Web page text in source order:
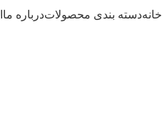
خانهدسته بندی محصولاتدرباره ما